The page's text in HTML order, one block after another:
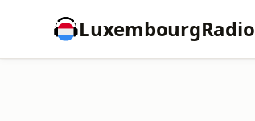
LuxembourgRadio